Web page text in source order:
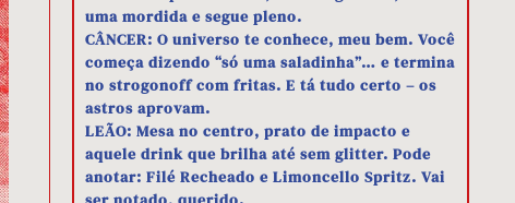
uma mordida e segue pleno.
CÂNCER: O universo te conhece, meu bem. Você
começa dizendo “só uma saladinha”… e termina
no strogonoff com fritas. E tá tudo certo – os
astros aprovam.
LEÃO: Mesa no centro, prato de impacto e
aquele drink que brilha até sem glitter. Pode
anotar: Filé Recheado e Limoncello Spritz. Vai